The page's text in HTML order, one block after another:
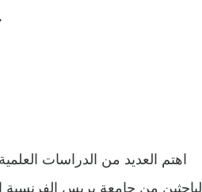
وعندما تختلط مجموعات الحيتان، يمكن أن تنتشر الأغاني.
اهتم العديد من الدراسات
لباحثين من جامعة بريس الفرنسية